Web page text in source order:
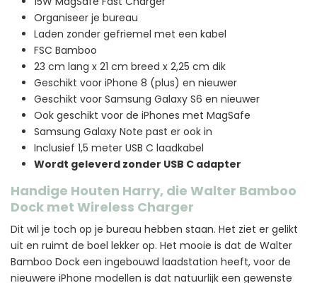
Organiseer je bureau
Laden zonder gefriemel met een kabel
FSC Bamboo
23 cm lang x 21 cm breed x 2,25 cm dik
Geschikt voor iPhone 8 (plus) en nieuwer
Geschikt voor Samsung Galaxy S6 en nieuwer
Ook geschikt voor de iPhones met MagSafe
Samsung Galaxy Note past er ook in
Inclusief 1,5 meter USB C laadkabel
Wordt geleverd zonder USB C adapter
Handige Houten Harry, die Walter Bamboo
Dock met Wireless Charger
Dit wil je toch op je bureau hebben staan. Het ziet er gelikt
uit en ruimt de boel lekker op. Het mooie is dat de Walter
Bamboo Dock een ingebouwd laadstation heeft, voor de
nieuwere iPhone modellen is dat natuurlijk een gewenste